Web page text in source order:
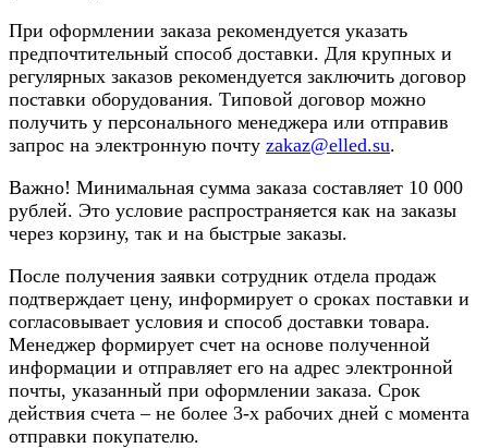
При оформлении заказа рекомендуется указать
предпочтительный способ доставки. Для крупных и
регулярных заказов рекомендуется заключить договор
поставки оборудования. Типовой договор можно
получить у персонального менеджера или отправив
запрос на электронную почту zakaz@elled.su.
Важно! Минимальная сумма заказа составляет 10 000
рублей. Это условие распространяется как на заказы
через корзину, так и на быстрые заказы.
После получения заявки сотрудник отдела продаж
подтверждает цену, информирует о сроках поставки и
согласовывает условия и способ доставки товара.
Менеджер формирует счет на основе полученной
информации и отправляет его на адрес электронной
почты, указанный при оформлении заказа. Срок
действия счета – не более 3-х рабочих дней с момента
отправки покупателю.